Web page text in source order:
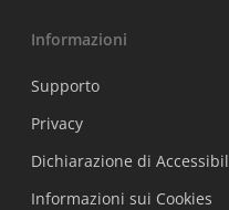
Informazioni
Supporto
Privacy
Dichiarazione di
Informazioni sui Cookies